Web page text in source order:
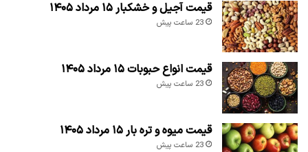
قیمت آجیل و خشکبار ۱۵ مرداد ۱۴۰۵
23 ساعت پیش
قیمت انواع حبوبات ۱۵ مرداد ۱۴۰۵
23 ساعت پیش
قیمت میوه و تره بار ۱۵ مرداد ۱۴۰۵
23 ساعت پیش